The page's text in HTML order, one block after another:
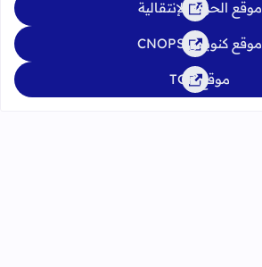
موقع الحركة الإنتقالية
موقع كنوبس CNOPS
موقع TGR